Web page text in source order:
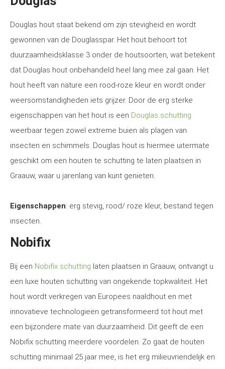
Douglas hout staat bekend om zijn stevigheid en wordt
gewonnen van de Douglasspar. Het hout behoort tot
duurzaamheidsklasse 3 onder de houtsoorten, wat betekent
dat Douglas hout onbehandeld heel lang mee zal gaan. Het
hout heeft van nature een rood-roze kleur en wordt onder
weersomstandigheden iets grijzer. Door de erg sterke
eigenschappen van het hout is een Douglas schutting
weerbaar tegen zowel extreme buien als plagen van
insecten en schimmels. Douglas hout is hiermee uitermate
geschikt om een houten te schutting te laten plaatsen in
Graauw, waar u jarenlang van kunt genieten.
Eigenschappen: erg stevig, rood/ roze kleur, bestand tegen
insecten.
Nobifix
Bij een Nobifix schutting laten plaatsen in Graauw, ontvangt u
een luxe houten schutting van ongekende topkwaliteit. Het
hout wordt verkregen van Europees naaldhout en met
innovatieve technologieën getransformeerd tot hout met
een bijzondere mate van duurzaamheid. Dit geeft de een
Nobifix schutting meerdere voordelen. Zo gaat de houten
schutting minimaal 25 jaar mee, is het erg milieuvriendelijk en